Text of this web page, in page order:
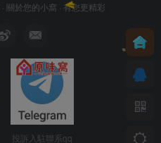
· 關於您的小窩 · 有您更精彩
投訴入駐聯系qq